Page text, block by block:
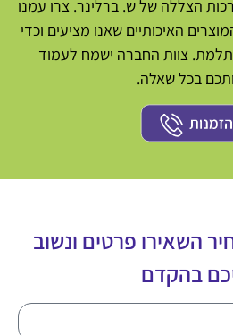
הצללה של ש. ברלינר. צרו עמנו
האיכותיים שאנו מציעים וכדי
צוות החברה ישמח לעמוד
בכל שאלה.
השאירו פרטים ונשוב
בהקדם​